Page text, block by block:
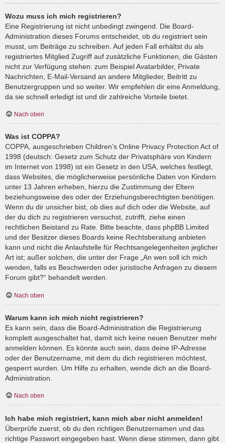
Wozu muss ich mich registrieren?
Eine Registrierung ist nicht unbedingt zwingend. Die Board-
Administration dieses Forums entscheidet, ob du registriert sein
musst, um Beiträge zu schreiben. Auf jeden Fall erhältst du als
registriertes Mitglied Zugriff auf zusätzliche Funktionen, die Gästen
nicht zur Verfügung stehen: zum Beispiel Avatarbilder, Private
Nachrichten, E-Mail-Versand an andere Mitglieder, Beitritt zu
Benutzergruppen und so weiter. Wir empfehlen dir eine Anmeldung,
da sie schnell erledigt ist und dir zahlreiche Vorteile bietet.
Nach oben
Was ist COPPA?
COPPA, ausgeschrieben Children’s Online Privacy Protection Act of
1998 (deutsch: Gesetz zum Schutz der Privatsphäre von Kindern
im Internet von 1998) ist ein Gesetz in den USA, welches festlegt,
dass Websites, die möglicherweise persönliche Daten von Kindern
unter 13 Jahren erheben, hierzu die Zustimmung der Eltern
beziehungsweise des oder der Erziehungsberechtigten benötigen.
Wenn du dir unsicher bist, ob dies auf dich oder die Website, auf
der du dich zu registrieren versuchst, zutrifft, ziehe einen
rechtlichen Beistand zu Rate. Bitte beachte, dass phpBB Limited
und der Besitzer dieses Boards keine Rechtsberatung anbieten
kann und nicht die Anlaufstelle für Rechtsangelegenheiten jeglicher
Art ist; außer solchen, die unter der Frage „An wen soll ich mich
wenden, falls es Beschwerden oder juristische Anfragen zu diesem
Forum gibt?“ behandelt werden.
Nach oben
Warum kann ich mich nicht registrieren?
Es kann sein, dass die Board-Administration die Registrierung
komplett ausgeschaltet hat, damit sich keine neuen Benutzer mehr
anmelden können. Es könnte auch sein, dass deine IP-Adresse
oder der Benutzername, mit dem du dich registrieren möchtest,
gesperrt wurden. Um Hilfe zu erhalten, wende dich an die Board-
Administration.
Nach oben
Ich habe mich registriert, kann mich aber nicht anmelden!
Überprüfe zuerst, ob du den richtigen Benutzernamen und das
richtige Passwort eingegeben hast. Wenn diese stimmen, dann gibt